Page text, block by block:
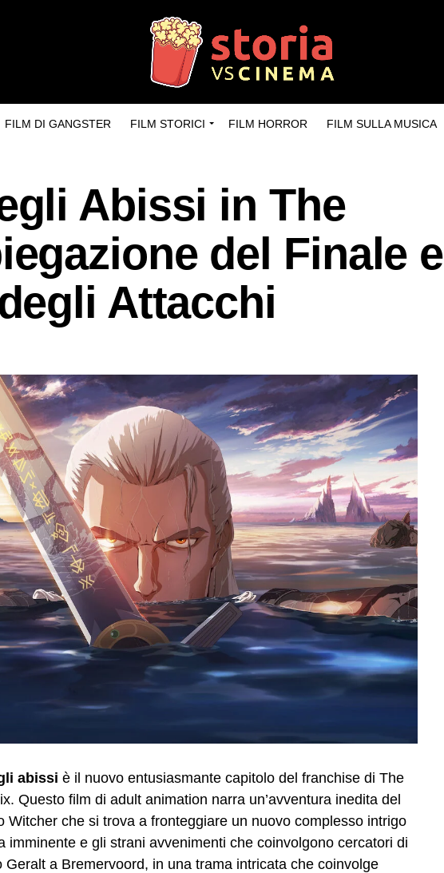
FILM DI GANGSTER FILM STORICI FILM HORROR FILM SULLA MUSICA
Abissi in The
del Finale e
Attacchi
abissi è il nuovo entusiasmante capitolo del franchise di The
Questo film di adult animation narra un’avventura inedita del
Witcher che si trova a fronteggiare un nuovo complesso intrigo
imminente e gli strani avvenimenti che coinvolgono cercatori di
Geralt a Bremervoord, in una trama intricata che coinvolge